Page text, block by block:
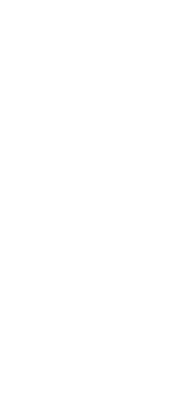
Culture and the Media